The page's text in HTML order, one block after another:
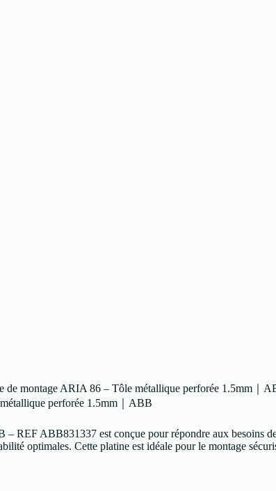
de montage ARIA 86 – Tôle métallique perforée 1.5mm｜
perforée 1.5mm｜ABB
REF ABB831337 est conçue pour répondre aux besoins
optimales. Cette platine est idéale pour le montage